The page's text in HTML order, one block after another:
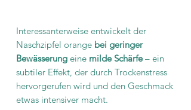
Interessanterweise entwickelt der
Naschzipfel orange bei geringer
Bewässerung eine milde Schärfe– ein
subtiler Effekt, der durch Trockenstress
hervorgerufen wird und den Geschmack
etwas intensiver macht.